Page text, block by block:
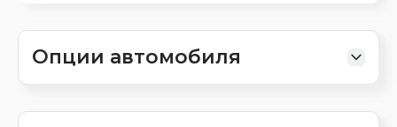
Опции автомобиля